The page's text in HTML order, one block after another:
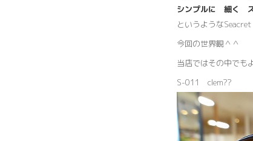
シンプルに 細く
というような
今回の世界観＾＾
当店ではその中でも
S-011 clem??